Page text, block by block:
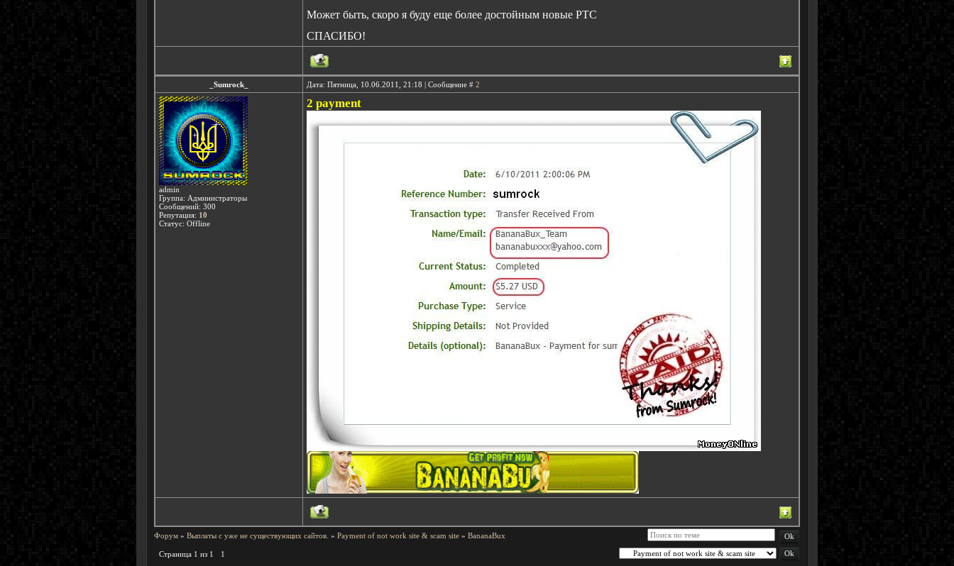
Может быть, скоро я буду еще более достойным новые PTC
СПАСИБО!
_Sumrock_ Дата: Пятница, 10.06.2011, 21:18 | Сообщение # 2
admin
Группа: Администраторы
Сообщений: 300
Репутация: 10
Статус: Offline
2 payment
Форум » Выплаты с уже не существующих сайтов. » Payment of not work site & scam site » BananaBux
Страница 1 из 1 1